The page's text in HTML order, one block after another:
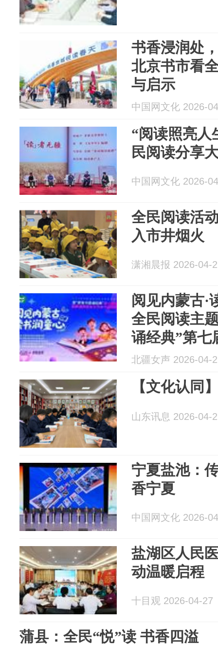
书香浸润处
北京书市看
与启示
中国网文化 2026-
“阅读照亮人
民阅读分享
中国网文化 2026-
全民阅读活
入市井烟火
潇湘晨报 2026-04-
阅见内蒙古·
全民阅读主
诵经典”第七
家通用语言
式启动
北疆女声 2026-04-
【文化认同
山东讯息 2026-04-
宁夏盐池：
香宁夏
中国网文化 2026-
盐湖区人民
动温暖启程
十目观 2026-04-27
蒲县：全民“悦”读 书香四溢